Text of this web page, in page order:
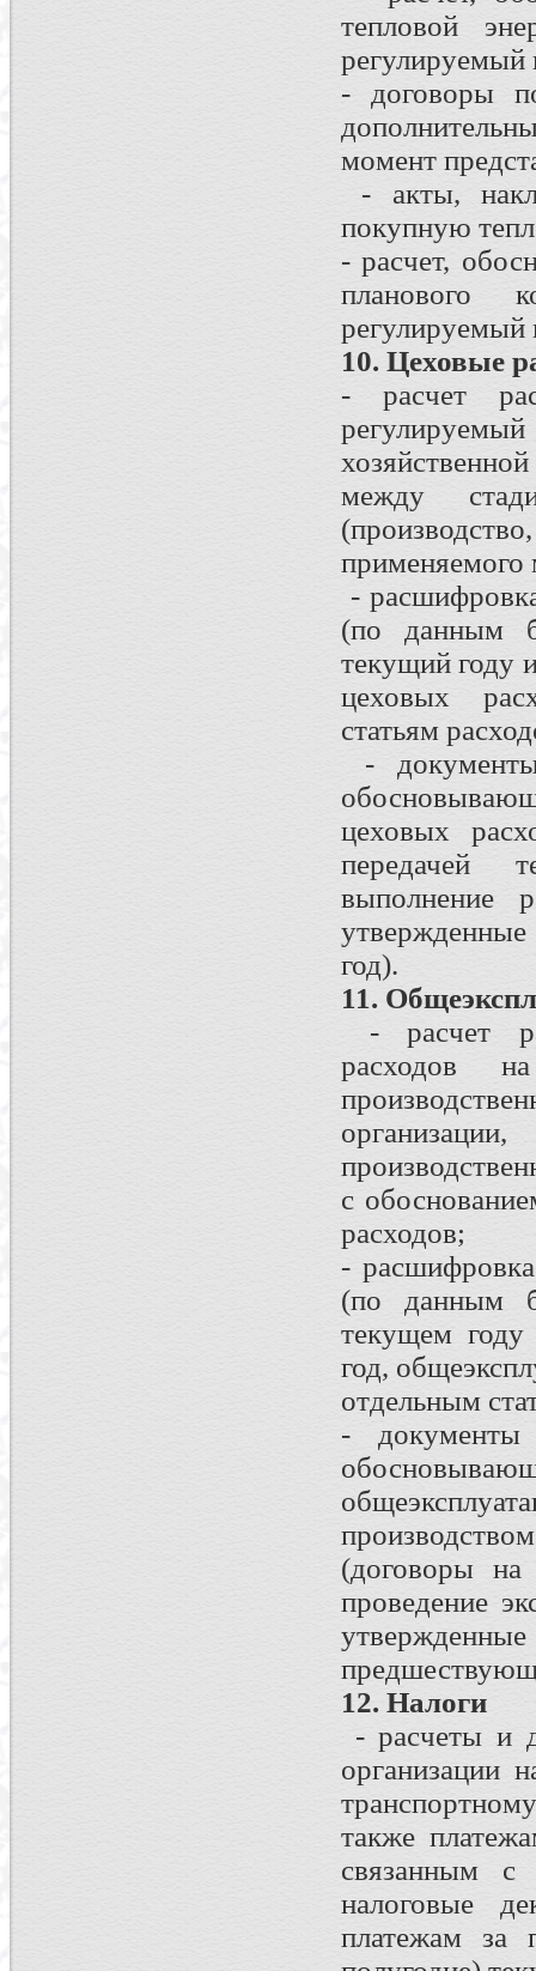
тепловой
регулируемый
- договоры
момент
- акты,
покупную
- расчет,
планового
регулируемый
10. Цеховые
- расчет
между
применяемого
-
(по данным
текущий году
цеховых
статьям
-
цеховых
передачей
выполнение
год).
11.
- расчет
расходов
с
расходов;
-
(по данным
текущем
год,
отдельным
-
(договоры
проведение
12. Налоги
- расчеты и
организации
также
связанным с
налоговые
платежам за